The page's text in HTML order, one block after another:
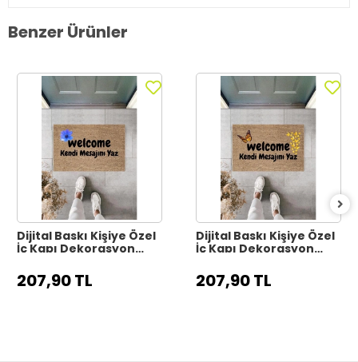
Benzer Ürünler
Dijital Baskı Kişiye Özel
İç Kapı Dekorasyon
207,90 TL
Dijital Baskı Kişiye Özel
İç Kapı Dekorasyon
207,90 TL